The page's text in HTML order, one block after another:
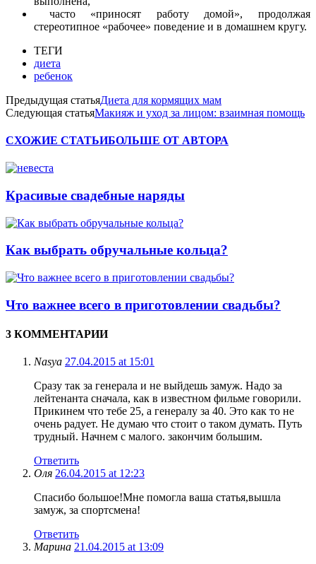
часто «приносят работу домой», продолжая
стереотипное «рабочее» поведение и в домашнем кругу.
ТЕГИ
диета
ребенок
Предыдущая статьяДиета для кормящих мам
Следующая статьяМакияж и уход за лицом: взаимная помощь
СХОЖИЕ СТАТЬИБОЛЬШЕ ОТ АВТОРА
Красивые свадебные наряды
Как выбрать обручальные кольца?
Что важнее всего в приготовлении свадьбы?
3 КОММЕНТАРИИ
Nasya 27.04.2015 at 15:01
Сразу так за генерала и не выйдешь замуж. Надо за
лейтенанта сначала, как в известном фильме говорили.
Прикинем что тебе 25, а генералу за 40. Это как то не
очень радует. Не думаю что стоит о таком думать. Путь
трудный. Начнем с малого. закончим большим.
Ответить
Оля 26.04.2015 at 12:23
Спасибо большое!Мне помогла ваша статья,вышла
замуж, за спортсмена!
Ответить
Марина 21.04.2015 at 13:09